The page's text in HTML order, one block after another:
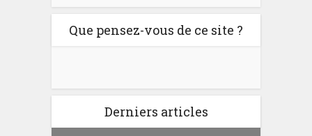
Que pensez-vous de ce site ?
Derniers articles